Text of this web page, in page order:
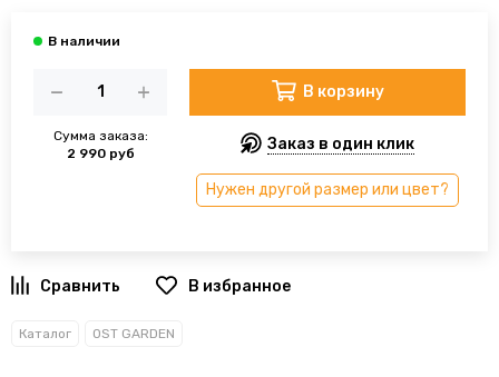
Сумма заказа:
2 990 руб
В корзину
Заказ в один клик
Нужен другой размер или цвет?
В избранное
Каталог OST GARDEN